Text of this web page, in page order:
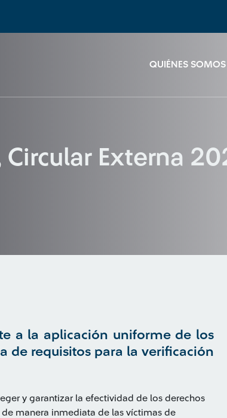
QUIÉNES SOMOS
Externa
a la aplicación uniforme de los
de requisitos para la verificación
y garantizar la efectividad de los derechos
manera inmediata de las víctimas de